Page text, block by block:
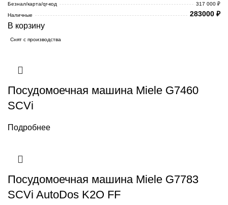
Безнал/карта/qr-код
317 000 ₽
Наличные
283000 ₽
В корзину
Снят с производства
Посудомоечная машина Miele G7460
SCVi
Подробнее
Посудомоечная машина Miele G7783
SCVi AutoDos K2O FF